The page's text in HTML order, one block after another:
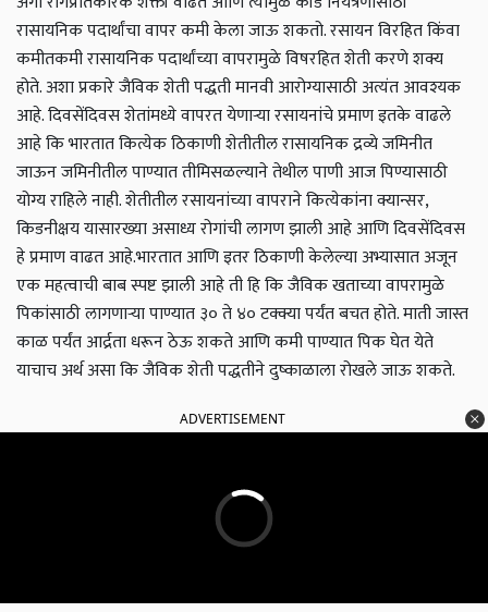
रासायनिक पदार्थांचा वापर कमी केला जाऊ शकतो. रसायन विरहित किंवा
कमीतकमी रासायनिक पदार्थांच्या वापरामुळे विषरहित शेती करणे शक्य
होते. अशा प्रकारे जैविक शेती पद्धती मानवी आरोग्यासाठी अत्यंत आवश्यक
आहे. दिवसेंदिवस शेतांमध्ये वापरत येणाऱ्या रसायनांचे प्रमाण इतके वाढले
आहे कि भारतात कित्येक ठिकाणी शेतीतील रासायनिक द्रव्ये जमिनीत
जाऊन जमिनीतील पाण्यात तीमिसळल्याने तेथील पाणी आज पिण्यासाठी
योग्य राहिले नाही. शेतीतील रसायनांच्या वापराने कित्येकांना क्यान्सर,
किडनीक्षय यासारख्या असाध्य रोगांची लागण झाली आहे आणि दिवसेंदिवस
हे प्रमाण वाढत आहे.भारतात आणि इतर ठिकाणी केलेल्या अभ्यासात अजून
एक महत्वाची बाब स्पष्ट झाली आहे ती हि कि जैविक खताच्या वापरामुळे
पिकांसाठी लागणाऱ्या पाण्यात ३० ते ४० टक्क्या पर्यंत बचत होते. माती जास्त
काळ पर्यंत आर्द्रता धरून ठेऊ शकते आणि कमी पाण्यात पिक घेत येते
याचाच अर्थ असा कि जैविक शेती पद्धतीने दुष्काळाला रोखले जाऊ शकते.
ADVERTISEMENT